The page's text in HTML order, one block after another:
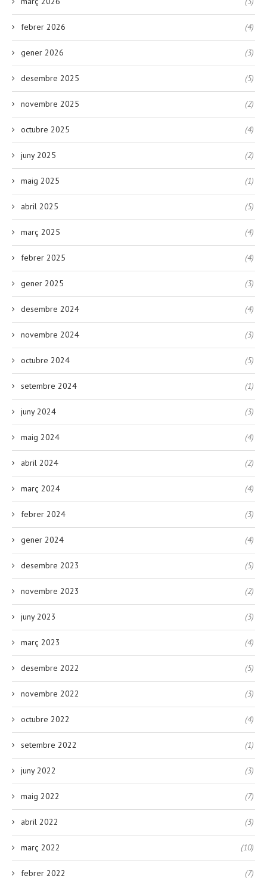
febrer 2026 (4)
gener 2026 (3)
desembre 2025 (5)
novembre 2025 (2)
octubre 2025 (4)
juny 2025 (2)
maig 2025 (1)
abril 2025 (5)
març 2025 (4)
febrer 2025 (4)
gener 2025 (3)
desembre 2024 (4)
novembre 2024 (3)
octubre 2024 (5)
setembre 2024 (1)
juny 2024 (3)
maig 2024 (4)
abril 2024 (2)
març 2024 (4)
febrer 2024 (3)
gener 2024 (4)
desembre 2023 (5)
novembre 2023 (2)
juny 2023 (3)
març 2023 (4)
desembre 2022 (5)
novembre 2022 (3)
octubre 2022 (4)
setembre 2022 (1)
juny 2022 (3)
maig 2022 (7)
abril 2022 (3)
març 2022 (10)
febrer 2022 (7)